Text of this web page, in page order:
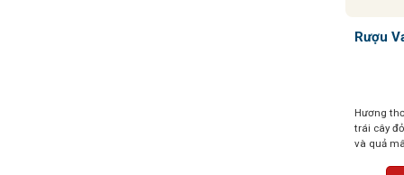
Rượu
Hương
trái cây
và quả